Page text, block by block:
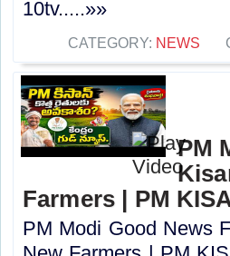
10tv.....»»
CATEGORY: NEWS
PM
Farmers | PM
PM Modi Good News